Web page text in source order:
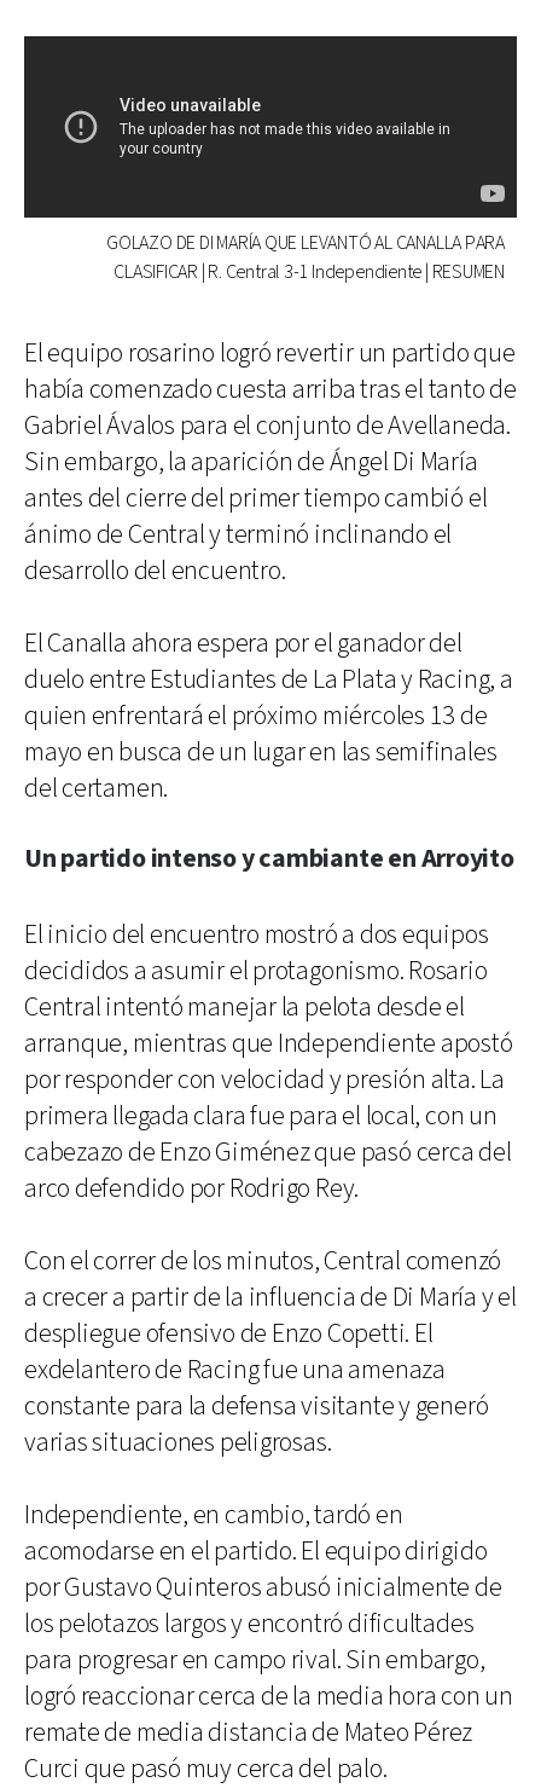
GOLAZO DE DI MARÍA QUE LEVANTÓ AL CANALLA PARA
CLASIFICAR | R. Central 3-1 Independiente | RESUMEN
El equipo rosarino logró revertir un partido que
había comenzado cuesta arriba tras el tanto de
Gabriel Ávalos para el conjunto de Avellaneda.
Sin embargo, la aparición de Ángel Di María
antes del cierre del primer tiempo cambió el
ánimo de Central y terminó inclinando el
desarrollo del encuentro.
El Canalla ahora espera por el ganador del
duelo entre Estudiantes de La Plata y Racing, a
quien enfrentará el próximo miércoles 13 de
mayo en busca de un lugar en las semifinales
del certamen.
Un partido intenso y cambiante en Arroyito
El inicio del encuentro mostró a dos equipos
decididos a asumir el protagonismo. Rosario
Central intentó manejar la pelota desde el
arranque, mientras que Independiente apostó
por responder con velocidad y presión alta. La
primera llegada clara fue para el local, con un
cabezazo de Enzo Giménez que pasó cerca del
arco defendido por Rodrigo Rey.
Con el correr de los minutos, Central comenzó
a crecer a partir de la influencia de Di María y el
despliegue ofensivo de Enzo Copetti. El
exdelantero de Racing fue una amenaza
constante para la defensa visitante y generó
varias situaciones peligrosas.
Independiente, en cambio, tardó en
acomodarse en el partido. El equipo dirigido
por Gustavo Quinteros abusó inicialmente de
los pelotazos largos y encontró dificultades
para progresar en campo rival. Sin embargo,
logró reaccionar cerca de la media hora con un
remate de media distancia de Mateo Pérez
Curci que pasó muy cerca del palo.